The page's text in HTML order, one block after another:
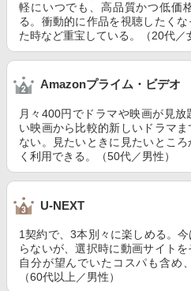
軽にいつでも、高品質かつ低価
る。衝動的に作品を視聴したく
た時など重宝している。（20代／
Amazonプライム・ビデオ
月々400円でドラマや映画が見
い映画から比較的新しいドラマ
ない。見たいときに見たいとこ
く利用できる。（50代／男性）
U-NEXT
1契約で、3本別々に楽しめる。
らないが、選択時に動画サイト
自分が望んでいたコスパも含め
（60代以上／男性）